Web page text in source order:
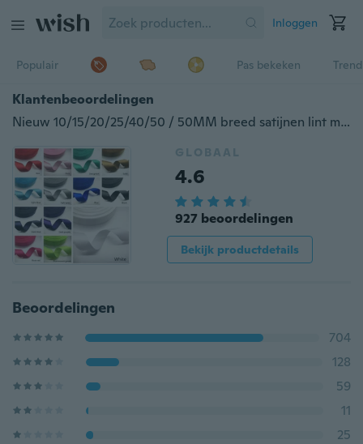
Inloggen
Populair Pas bekeken
Klantenbeoordelingen
Nieuw 10/15/20/25/40/50 / 50MM breed satijnen lint multifunctioneel bruiloftsambacht
GLOBAAL
4.6
927 beoordelingen
Bekijk productdetails
Beoordelingen
704
128
59
11
25